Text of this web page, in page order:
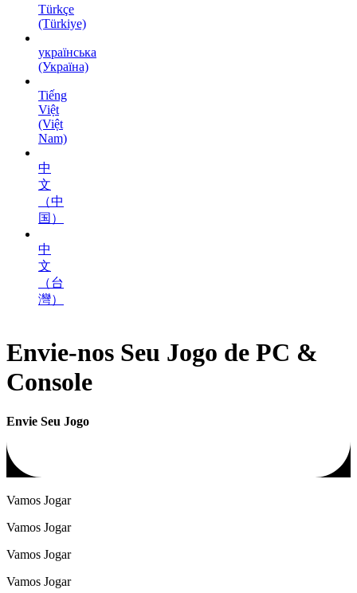
Türkçe
(Türkiye)
українська
(Україна)
Tiếng
Việt
(Việt
Nam)
中
文
（中
国）
中
文
（台
灣）
Envie-nos Seu Jogo de PC &
Console
Envie Seu Jogo
Vamos Jogar
Vamos Jogar
Vamos Jogar
Vamos Jogar